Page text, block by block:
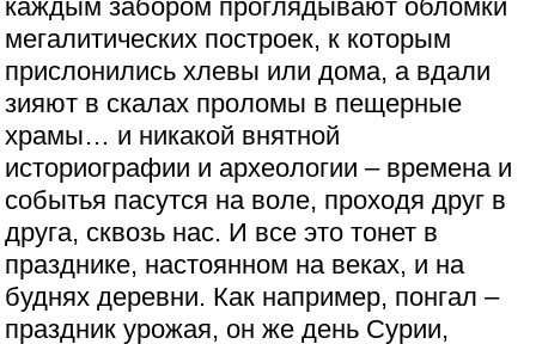
каждым забором проглядывают обломки
мегалитических построек, к которым
прислонились хлевы или дома, а вдали
зияют в скалах проломы в пещерные
храмы… и никакой внятной
историографии и археологии – времена и
событья пасутся на воле, проходя друг в
друга, сквозь нас. И все это тонет в
празднике, настоянном на веках, и на
буднях деревни. Как например, понгал –
праздник урожая, он же день Сурии,